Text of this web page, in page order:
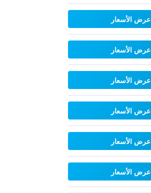
عرض الأسعار
عرض الأسعار
عرض الأسعار
عرض الأسعار
عرض الأسعار
عرض الأسعار